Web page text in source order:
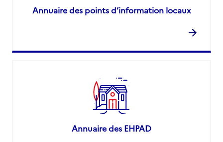
Annuaire des points d’information locaux
Annuaire des EHPAD